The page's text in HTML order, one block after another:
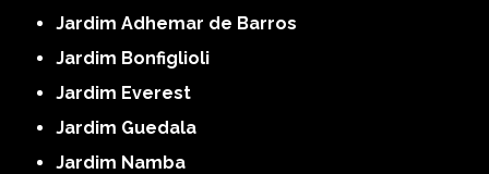
Jardim Adhemar de Barros
Jardim Bonfiglioli
Jardim Everest
Jardim Guedala
Jardim Namba